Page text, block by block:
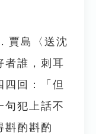
賈島〈送沈
者誰，刺耳
四回：「但
句犯上話不
斟酌斟酌